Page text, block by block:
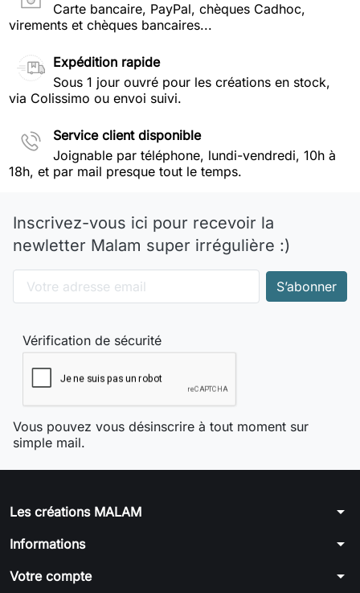
Carte bancaire, PayPal, chèques Cadhoc,
virements et chèques bancaires...
Expédition rapide
Sous 1 jour ouvré pour les créations en stock,
via Colissimo ou envoi suivi.
Service client disponible
Joignable par téléphone, lundi-vendredi, 10h à
18h, et par mail presque tout le temps.
Inscrivez-vous ici pour recevoir la
newletter Malam super irrégulière :)
Vérification de sécurité
Vous pouvez vous désinscrire à tout moment sur
simple mail.
Les créations MALAM arrow_drop_down
Informations arrow_drop_down
Votre compte arrow_drop_down